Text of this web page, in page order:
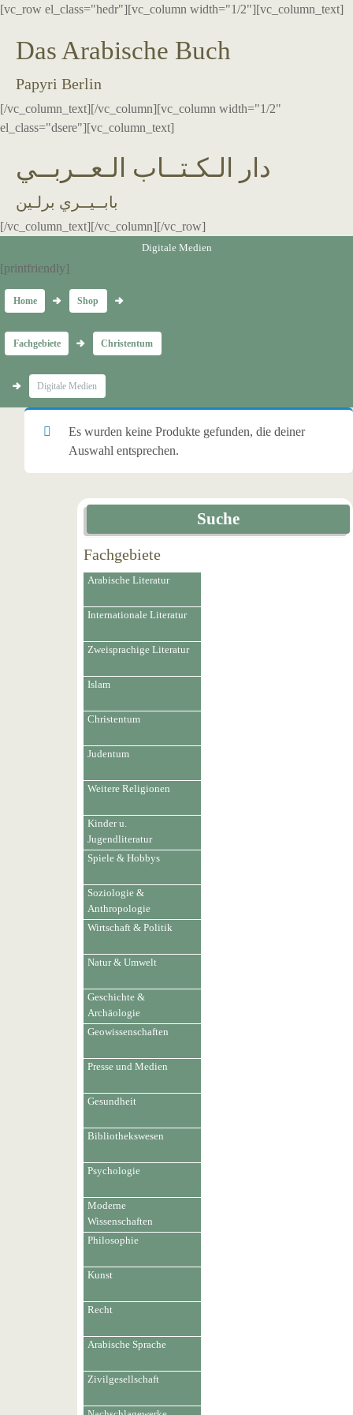
[vc_row el_class="hedr"][vc_column width="1/2"][vc_column_text]
Das Arabische Buch
Papyri Berlin
[/vc_column_text][/vc_column][vc_column width="1/2"
el_class="dsere"][vc_column_text]
دار الـكـتــاب الـعــربــي
بابــيــري برلـين
[/vc_column_text][/vc_column][/vc_row]
Digitale Medien
[printfriendly]
Home Shop
Fachgebiete Christentum
Digitale Medien
Es wurden keine Produkte gefunden, die deiner
Auswahl entsprechen.
Suche
Fachgebiete
Arabische Literatur
Internationale Literatur
Zweisprachige Literatur
Islam
Christentum
Judentum
Weitere Religionen
Kinder u.
Jugendliteratur
Spiele & Hobbys
Soziologie &
Anthropologie
Wirtschaft & Politik
Natur & Umwelt
Geschichte &
Archäologie
Geowissenschaften
Presse und Medien
Gesundheit
Bibliothekswesen
Psychologie
Moderne
Wissenschaften
Philosophie
Kunst
Recht
Arabische Sprache
Zivilgesellschaft